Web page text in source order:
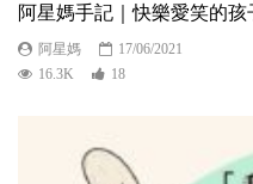
阿星媽手記｜快樂愛笑的孩
阿星媽
17/06/2021
16.3K
18